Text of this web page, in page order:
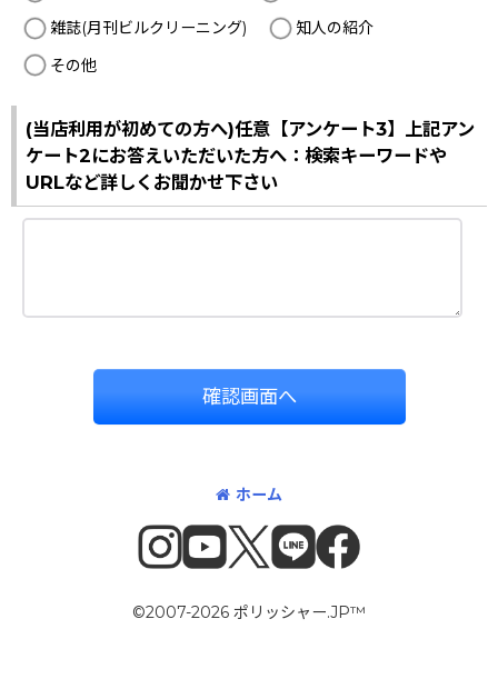
雑誌(月刊ビルクリーニング)
知人の紹介
その他
(当店利用が初めての方へ)任意【アンケート3】上記アン
ケート2にお答えいただいた方へ：検索キーワードや
URLなど詳しくお聞かせ下さい
確認画面へ
ホーム
©2007-2026 ポリッシャー.JP™